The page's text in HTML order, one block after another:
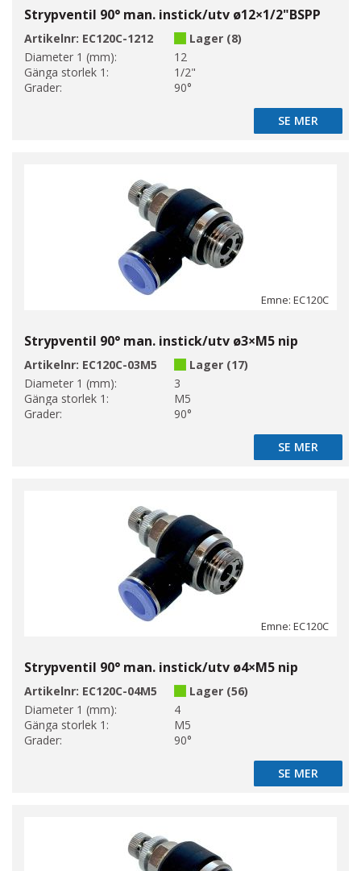
Strypventil 90° man. instick/utv ø12×1/2"BSPP
Artikelnr: EC120C-1212
Lager (8)
Diameter 1 (mm):
12
Gänga storlek 1:
1/2"
Grader:
90°
SE MER
SE MER
Emne: EC120C
Strypventil 90° man. instick/utv ø3×M5 nip
Artikelnr: EC120C-03M5
Lager (17)
Diameter 1 (mm):
3
Gänga storlek 1:
M5
Grader:
90°
SE MER
SE MER
Emne: EC120C
Strypventil 90° man. instick/utv ø4×M5 nip
Artikelnr: EC120C-04M5
Lager (56)
Diameter 1 (mm):
4
Gänga storlek 1:
M5
Grader:
90°
SE MER
SE MER